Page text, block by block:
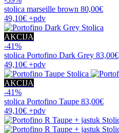
stolica marseille brown 80,00€
49,10€ +pdv
AKCIJA
-41%
stolica Portofino Dark Grey 83,00€
49,10€ +pdv
AKCIJA
-41%
stolica Portofino Taupe 83,00€
49,10€ +pdv